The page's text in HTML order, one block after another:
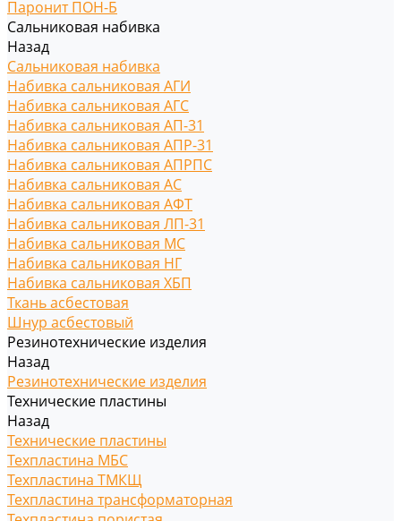
Паронит ПОН-Б
Сальниковая набивка
Назад
Сальниковая набивка
Набивка сальниковая АГИ
Набивка сальниковая АГС
Набивка сальниковая АП-31
Набивка сальниковая АПР-31
Набивка сальниковая АПРПС
Набивка сальниковая АС
Набивка сальниковая АФТ
Набивка сальниковая ЛП-31
Набивка сальниковая МС
Набивка сальниковая НГ
Набивка сальниковая ХБП
Ткань асбестовая
Шнур асбестовый
Резинотехнические изделия
Назад
Резинотехнические изделия
Технические пластины
Назад
Технические пластины
Техпластина МБС
Техпластина ТМКЩ
Техпластина трансформаторная